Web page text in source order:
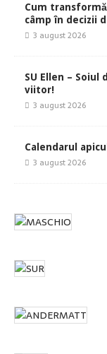
Cum
câmp în decizii
3 august 2026
SU Ellen –
viitor!
3 august 2026
Calendarul
3 august 2026